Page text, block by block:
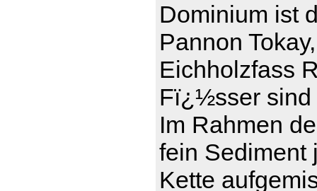
Dominium ist
Pannon
Eichholzfass
Fï¿½sser sind
Im Rahmen
fein Sediment
Kette